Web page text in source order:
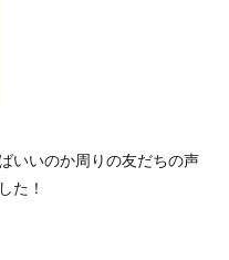
いいのか周りの友だちの声
た！